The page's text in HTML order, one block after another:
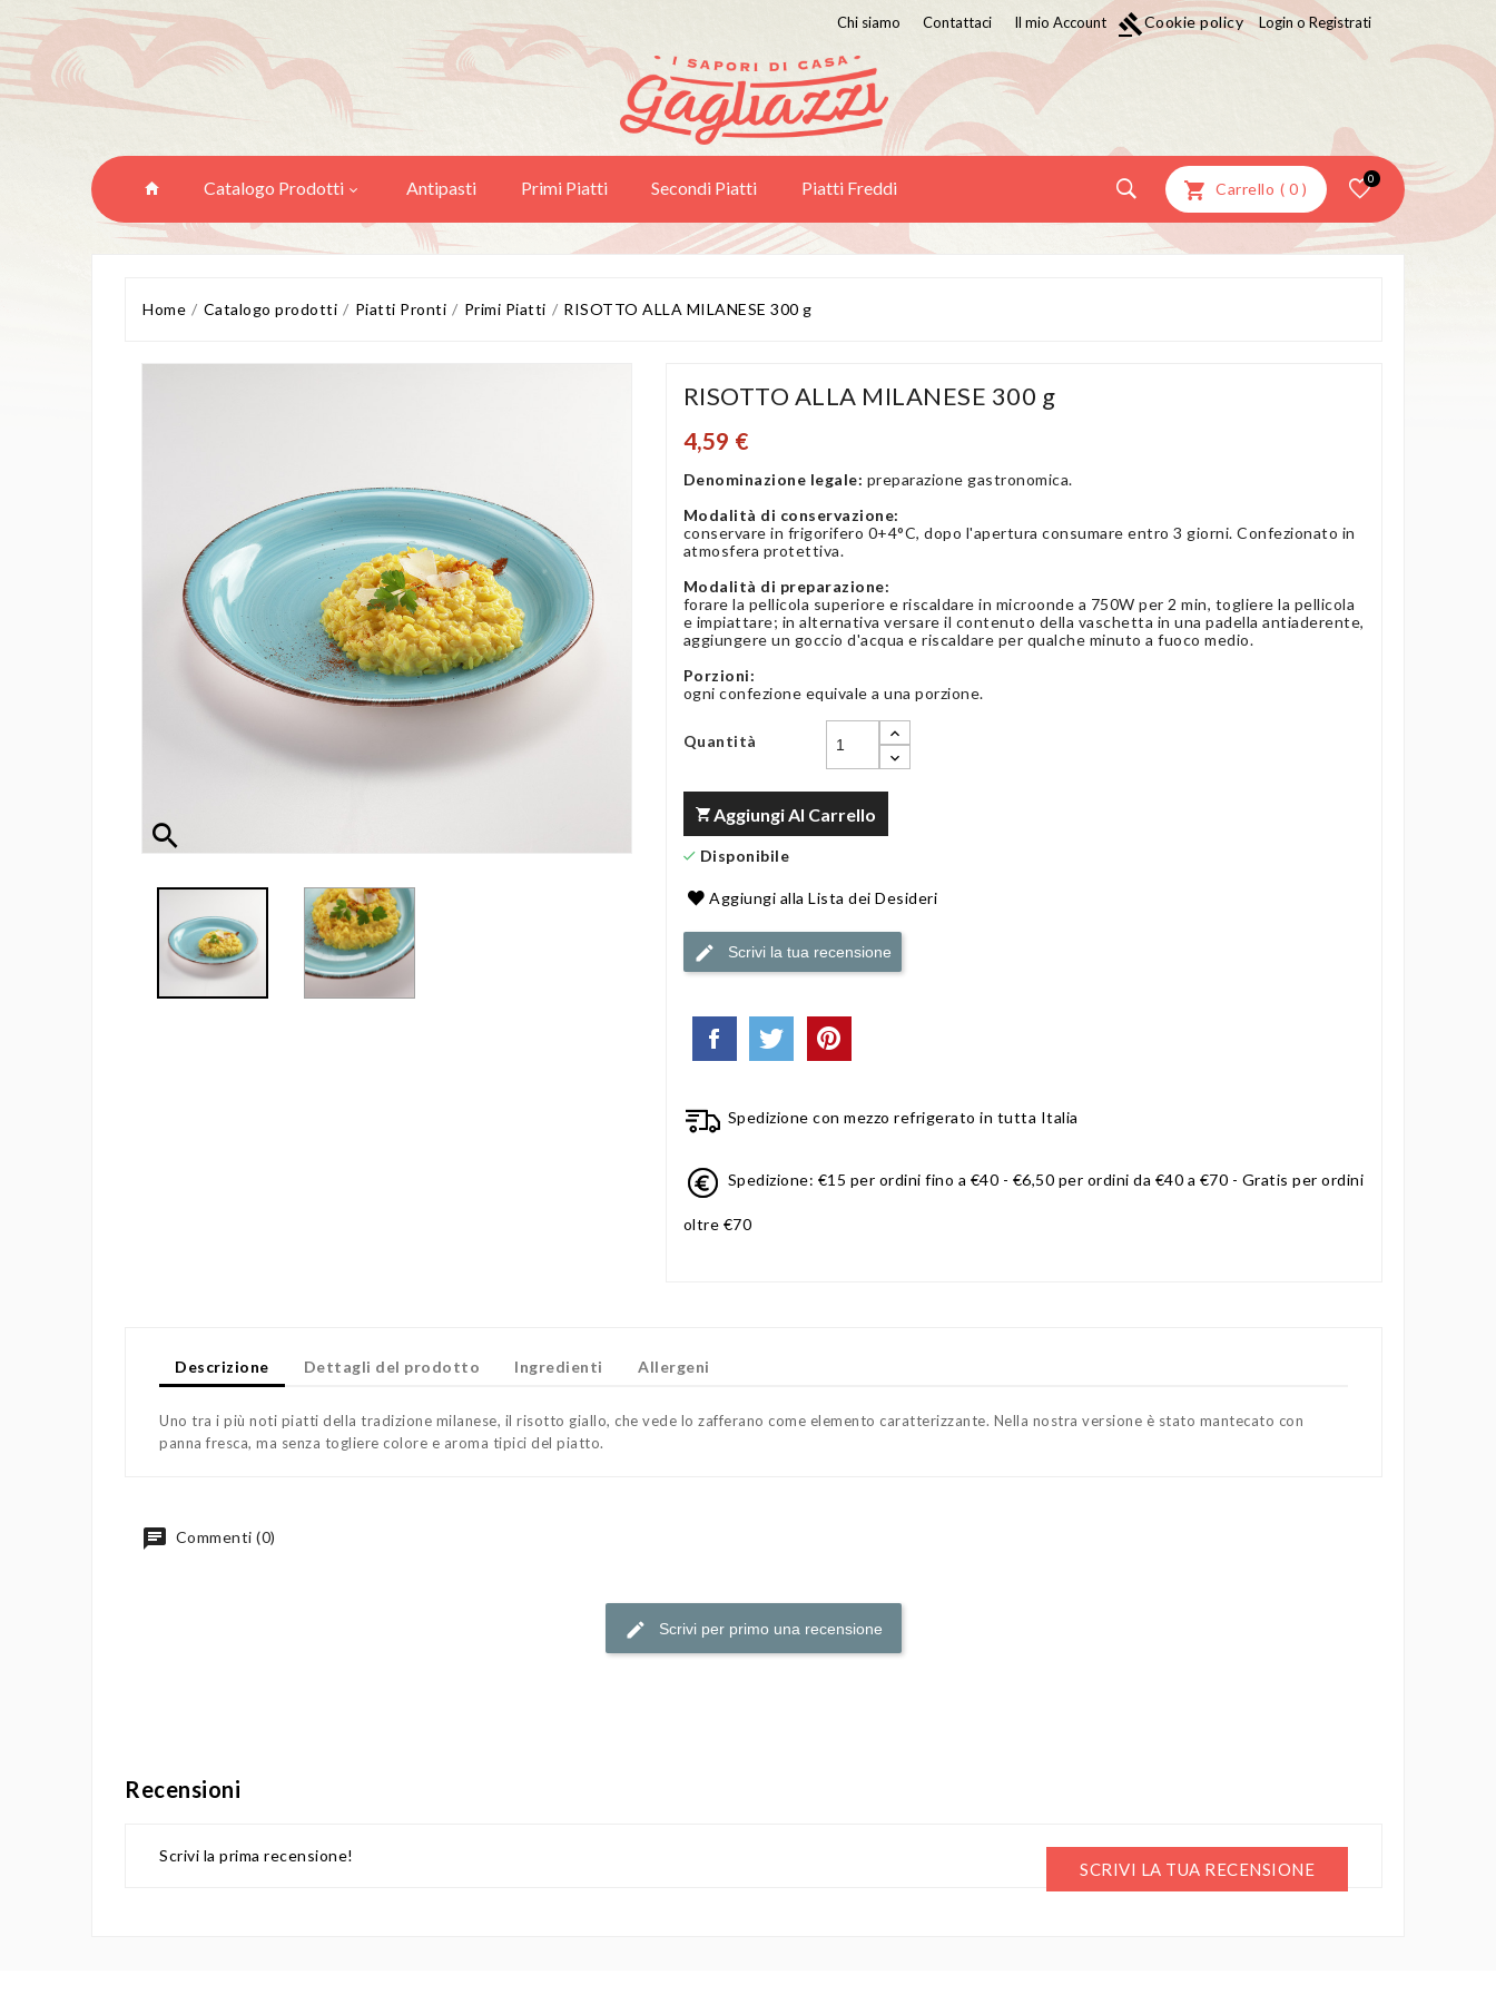
Chi siamo Contattaci Il mio Account gavelCookie policy Login o Registrati
Catalogo Prodotti Antipasti Primi Piatti Secondi Piatti Piatti Freddi 0
Carrello ( 0 )
Home Catalogo prodotti Piatti Pronti Primi Piatti RISOTTO ALLA MILANESE 300 g
RISOTTO ALLA MILANESE 300 g
4,59 €
Denominazione legale: preparazione gastronomica.
Modalità di conservazione:
conservare in frigorifero 0+4°C, dopo l'apertura consumare entro 3 giorni. Confezionato in
atmosfera protettiva.
Modalità di preparazione:
forare la pellicola superiore e riscaldare in microonde a 750W per 2 min, togliere la pellicola
e impiattare; in alternativa versare il contenuto della vaschetta in una padella antiaderente,
aggiungere un goccio d'acqua e riscaldare per qualche minuto a fuoco medio.
Porzioni:
ogni confezione equivale a una porzione.
Quantità
Aggiungi Al Carrello
Disponibile
Aggiungi alla Lista dei Desideri
Scrivi la tua recensione
Spedizione con mezzo refrigerato in tutta Italia
Spedizione: €15 per ordini fino a €40 - €6,50 per ordini da €40 a €70 - Gratis per ordini
oltre €70
Descrizione Dettagli del prodotto Ingredienti Allergeni
Uno tra i più noti piatti della tradizione milanese, il risotto giallo, che vede lo zafferano come elemento caratterizzante. Nella nostra versione è stato mantecato con
panna fresca, ma senza togliere colore e aroma tipici del piatto.
Commenti (0)
Scrivi per primo una recensione
Recensioni
SCRIVI LA TUA RECENSIONE
Scrivi la prima recensione!